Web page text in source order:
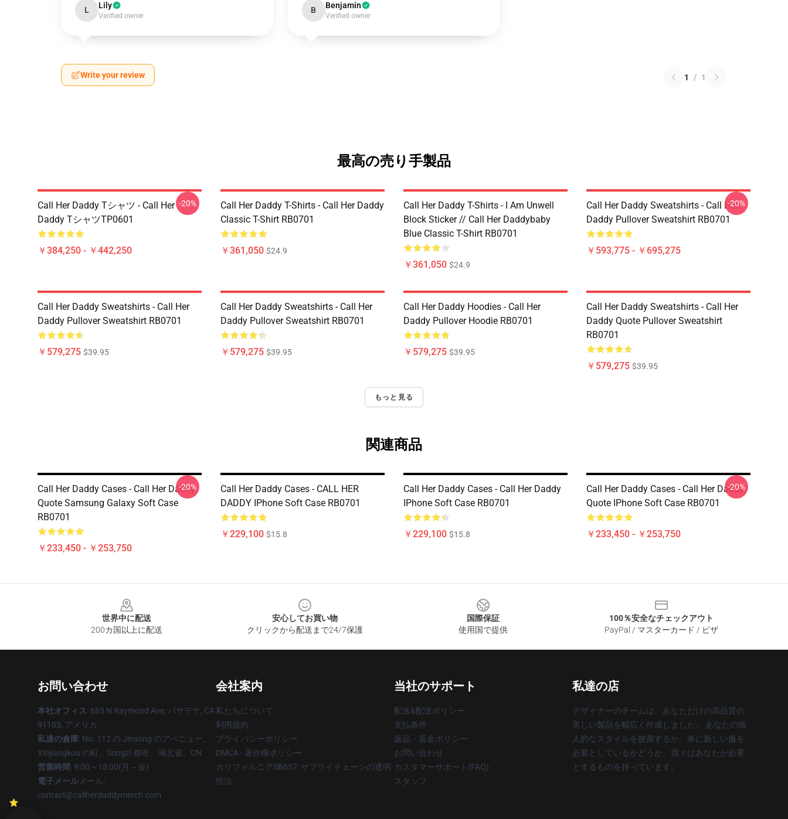
L Lily
Verified owner
B Benjamin
Verified owner
Write your review 1 / 1
最高の売り手製品
Call Her Daddy Tシャツ - Call Her
Daddy TシャツTP0601
￥384,250 - ￥442,250
-20%
Call Her Daddy T-Shirts - Call Her Daddy
Classic T-Shirt RB0701
￥361,050 $24.9
Call Her Daddy T-Shirts - I Am Unwell
Block Sticker // Call Her Daddybaby
Blue Classic T-Shirt RB0701
￥361,050 $24.9
Call Her Daddy Sweatshirts - Call Her
Daddy Pullover Sweatshirt RB0701
￥593,775 - ￥695,275
-20%
Call Her Daddy Sweatshirts - Call Her
Daddy Pullover Sweatshirt RB0701
￥579,275 $39.95
Call Her Daddy Sweatshirts - Call Her
Daddy Pullover Sweatshirt RB0701
￥579,275 $39.95
Call Her Daddy Hoodies - Call Her
Daddy Pullover Hoodie RB0701
￥579,275 $39.95
Call Her Daddy Sweatshirts - Call Her
Daddy Quote Pullover Sweatshirt
RB0701
￥579,275 $39.95
もっと見る
関連商品
Call Her Daddy Cases - Call Her Daddy
Quote Samsung Galaxy Soft Case
RB0701
￥233,450 - ￥253,750
-20%
Call Her Daddy Cases - CALL HER
DADDY IPhone Soft Case RB0701
￥229,100 $15.8
Call Her Daddy Cases - Call Her Daddy
IPhone Soft Case RB0701
￥229,100 $15.8
Call Her Daddy Cases - Call Her Daddy
Quote IPhone Soft Case RB0701
￥233,450 - ￥253,750
-20%
世界中に配送
200カ国以上に配送
安心してお買い物
クリックから配送まで24/7保護
国際保証
使用国で提供
100％安全なチェックアウト
PayPal / マスターカード / ビザ
お問い合わせ
本社オフィス: 685 N Raymond Ave, パサデナ, CA
91103, アメリカ
私達の倉庫: No. 112 の Jinsong のアベニュー、
Xinjiangkou の町、Songzi 都市、湖北省、CN
営業時間: 9:00～18:00(月～金)
電子メール メール:
contact@callherdaddymerch.com
会社案内
私たちについて
利用規約
プライバシーポリシー
DMCA - 著作権ポリシー
カリフォルニアSB657: サプライチェーンの透明
性法
当社のサポート
配送&配送ポリシー
支払条件
返品・返金ポリシー
お問い合わせ
カスタマーサポート(FAQ)
スタッフ
私達の店
デザイナーのチームは、あなただけの高品質の
美しい製品を幅広く作成しました。 あなたの個
人的なスタイルを披露するか、単に新しい服を
必要としているかどうか、我々はあなたが必要
とするものを持っています。